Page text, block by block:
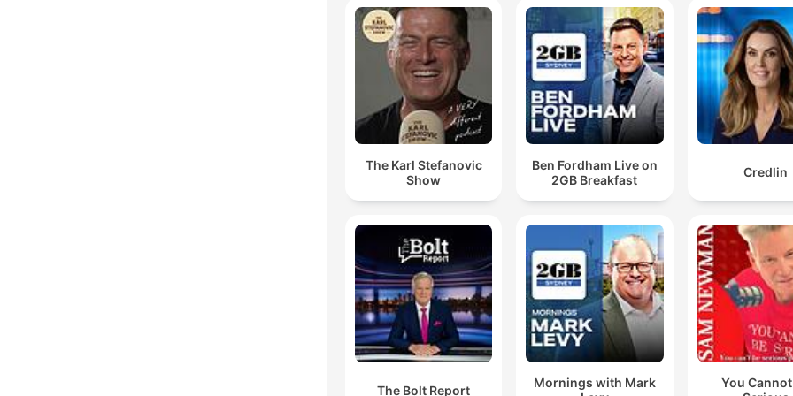
The Karl Stefanovic
Show
Ben Fordham Live on
2GB Breakfast
Credlin
The Bolt Report
Mornings with Mark
You